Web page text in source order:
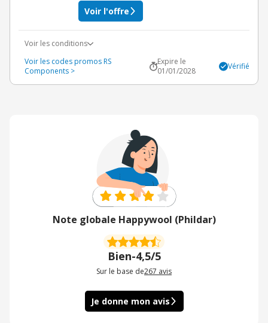
Voir l'offre
Voir les conditions
Voir les codes promos RS
Components >
Expire le
01/01/2028
Vérifié
Note globale Happywool (Phildar)
Bien-4,5/5
Sur le base de267 avis
Je donne mon avis